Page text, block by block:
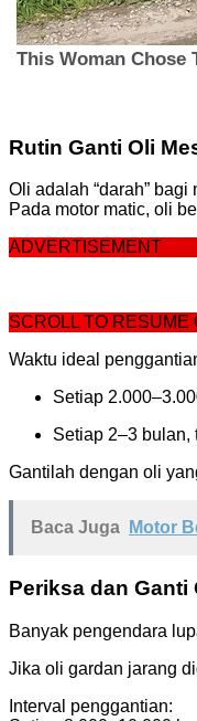
Rutin Ganti Oli
Oli adalah “darah” bagi
Pada motor matic, oli
ADVERTISEMENT
SCROLL TO RESUME
Waktu ideal
Setiap
Setiap 2–3 bulan,
Gantilah dengan oli
Baca Juga Motor
Periksa dan Ganti
Banyak pengendara
Jika oli gardan jarang
Interval penggantian: